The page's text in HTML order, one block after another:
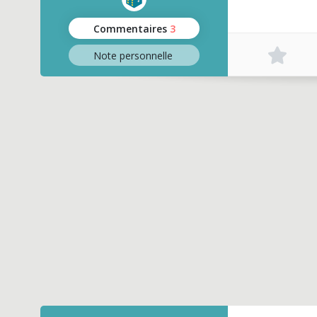
Commentaires 3
Note personnelle